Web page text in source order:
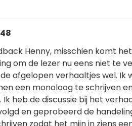
Henny, misschien komt
om de lezer nu eens niet te
afgelopen verhaaltjes wel. Ik
een monoloog te schrijven
heb de discussie bij het
en geprobeerd de